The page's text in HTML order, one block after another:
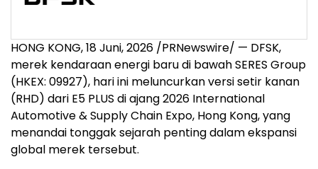
HONG KONG,18 Juni, 2026 /PRNewswire/ — DFSK,
merek kendaraan energi baru di bawah SERES Group
(HKEX: 09927), hari ini meluncurkan versi setir kanan
(RHD) dari E5 PLUS di ajang 2026 International
Automotive & Supply Chain Expo, Hong Kong, yang
menandai tonggak sejarah penting dalam ekspansi
global merek tersebut.